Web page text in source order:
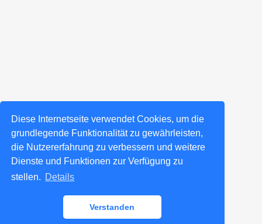
Diese Internetseite verwendet Cookies, um die
grundlegende Funktionalität zu gewährleisten,
die Nutzererfahrung zu verbessern und weitere
Dienste und Funktionen zur Verfügung zu
stellen. Details
Verstanden